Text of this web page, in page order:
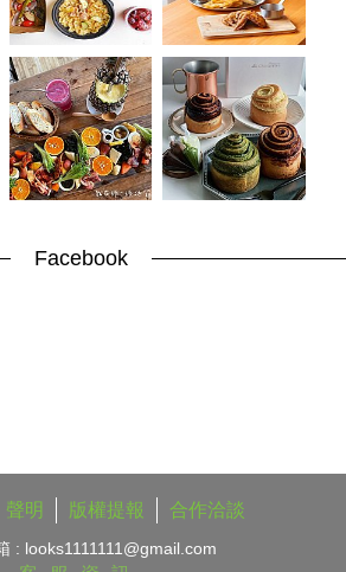
Facebook
: looks1111111@gmail.com
聲明 版權提報 合作洽談